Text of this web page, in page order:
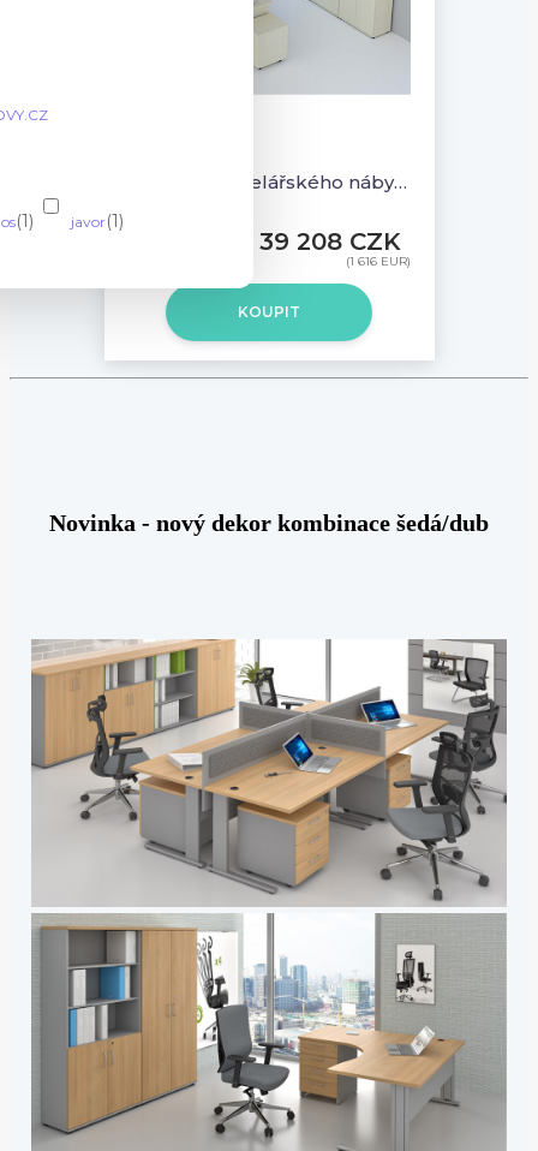
NABYTEK-DESIGNOVY.CZ
(1) javor(1)
Sestava kancelářského nábytku Komfort 6 javor - R111006 12
39 208 CZK
(1 616 EUR)
KOUPIT
Novinka - nový dekor kombinace šedá/dub